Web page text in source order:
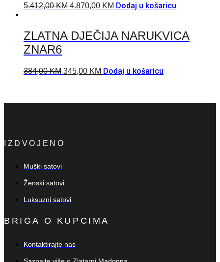
5.412,00KM 4.870,00 KM Dodaj u košaricu
ZLATNA DJEČIJA NARUKVICA
ZNAR6
384,00KM 345,00 KM Dodaj u košaricu
IZDVOJENO
Muški satovi
Ženski satovi
Luksuzni satovi
BRIGA O KUPCIMA
Kontaktirajte nas